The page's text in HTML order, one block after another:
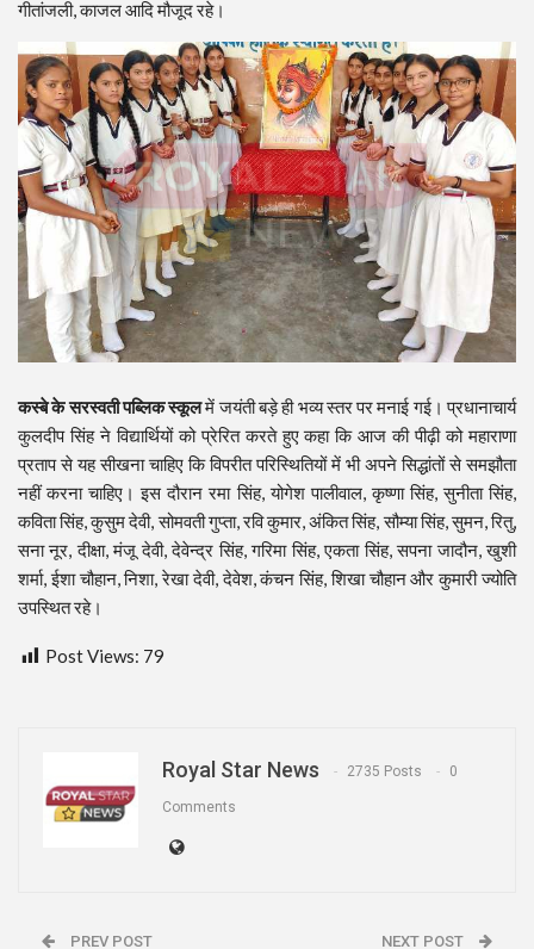
गीतांजली, काजल आदि मौजूद रहे।
कस्बे के सरस्वती पब्लिक स्कूलमें जयंती बड़े ही भव्य स्तर पर मनाई गई। प्रधानाचार्य
कुलदीप सिंह ने विद्यार्थियों को प्रेरित करते हुए कहा कि आज की पीढ़ी को महाराणा
प्रताप से यह सीखना चाहिए कि विपरीत परिस्थितियों में भी अपने सिद्धांतों से समझौता
नहीं करना चाहिए। इस दौरान रमा सिंह, योगेश पालीवाल, कृष्णा सिंह, सुनीता सिंह,
कविता सिंह, कुसुम देवी, सोमवती गुप्ता, रवि कुमार, अंकित सिंह, सौम्या सिंह, सुमन, रितु,
सना नूर, दीक्षा, मंजू देवी, देवेन्द्र सिंह, गरिमा सिंह, एकता सिंह, सपना जादौन, खुशी
शर्मा, ईशा चौहान, निशा, रेखा देवी, देवेश, कंचन सिंह, शिखा चौहान और कुमारी ज्योति
उपस्थित रहे।
Post Views: 79
Royal Star News 2735 Posts 0
Comments
PREV POST NEXT POST